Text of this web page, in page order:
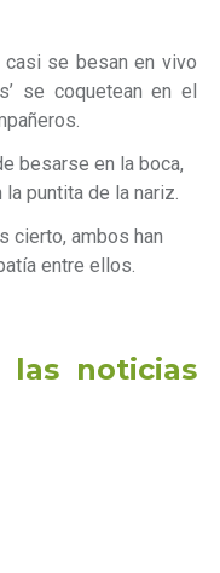
casi se besan en vivo
se coquetean en el
besarse en la boca,
puntita de la nariz.
cierto, ambos han
entre ellos.
las noticias